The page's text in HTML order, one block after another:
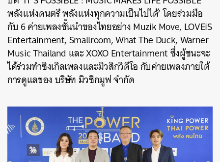
พลังแห่งดนตรี พลังแห่งทุกความเป็นไปได้’ โดยร่วมมือ
กับ 6 ค่ายเพลงชั้นนำของไทยอย่างMuzik Move, LOVEiS
Entertainment, Smallroom, What The Duck, Warner
Music Thailand และ XOXO Entertainmentซึ่งผู้ชนะจะ
ได้ร่วมทำซิงเกิลเพลงและมิวสิกวิดีโอ กับค่ายเพลงภายใต้
การดูแลของ บริษัท มิวซิกมูฟ จำกัด